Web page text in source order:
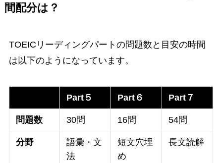
間配分は？
TOEICリーディングパートの問題数と目安の時間
は以下のようになっています。
Part５ Part６ Part７
問題数 30問 16問 54問
分野
語彙・文
法
短文穴埋
め
長文読解